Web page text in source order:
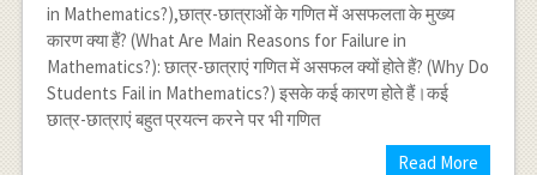
in Mathematics?),छात्र-छात्राओं के गणित में असफलता के मुख्य
कारण क्या हैं? (What Are Main Reasons for Failure in
Mathematics?): छात्र-छात्राएं गणित में असफल क्यों होते हैं? (Why Do
Students Fail in Mathematics?) इसके कई कारण होते हैं।कई
छात्र-छात्राएं बहुत प्रयत्न करने पर भी गणित
Read More